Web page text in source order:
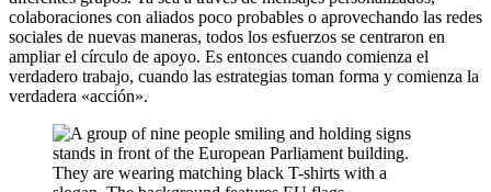
colaboraciones con aliados poco probables o aprovechando las redes
sociales de nuevas maneras, todos los esfuerzos se centraron en
ampliar el círculo de apoyo. Es entonces cuando comienza el
verdadero trabajo, cuando las estrategias toman forma y comienza la
verdadera «acción».